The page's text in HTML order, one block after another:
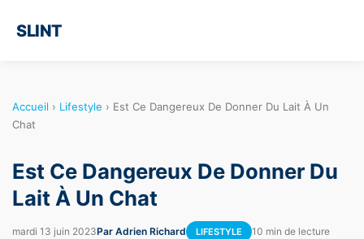
SLINT
Accueil › Lifestyle › Est Ce Dangereux De Donner Du Lait À Un
Chat
Est Ce Dangereux De Donner Du
Lait À Un Chat
mardi 13 juin 2023Par Adrien Richard LIFESTYLE 10 min de lecture